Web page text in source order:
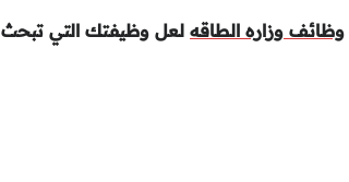
وظائف وزاره الطاقه لعل وظيفتك التي تبحث